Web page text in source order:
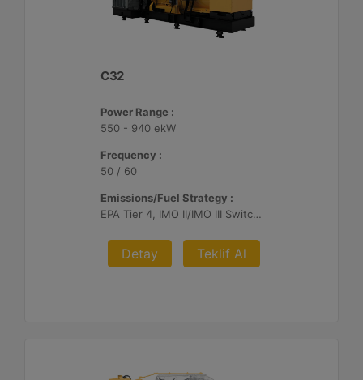
C32
Power Range :
550 - 940 ekW
Frequency :
50 / 60
Emissions/Fuel Strategy :
EPA Tier 4, IMO II/IMO III Switchable, EU Stage V
Detay Teklif Al